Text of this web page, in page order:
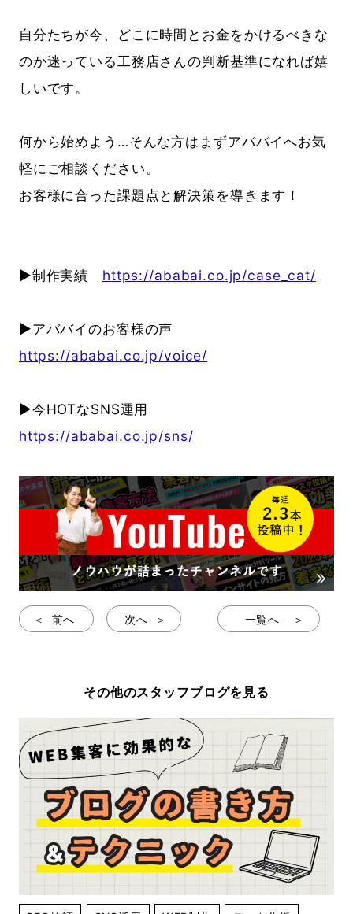
自分たちが今、どこに時間とお金をかけるべきな
のか迷っている工務店さんの判断基準になれば嬉
しいです。
何から始めよう…そんな方はまずアババイへお気
軽にご相談ください。
お客様に合った課題点と解決策を導きます！
▶制作実績 https://ababai.co.jp/case_cat/
▶アババイのお客様の声
https://ababai.co.jp/voice/
▶今HOTなSNS運用
https://ababai.co.jp/sns/
一覧へ
前へ 次へ
その他のスタッフブログを見る